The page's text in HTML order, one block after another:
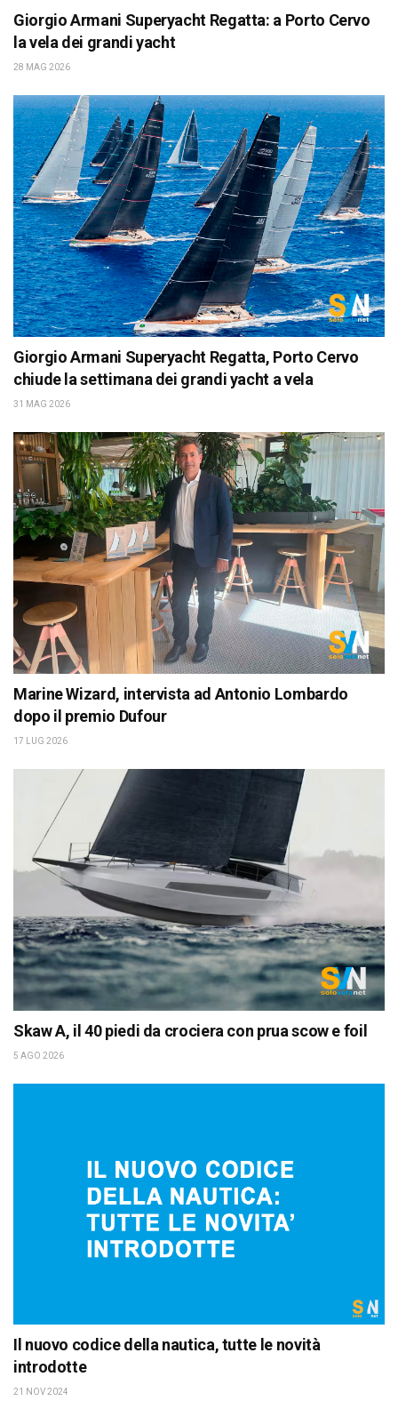
Giorgio Armani Superyacht Regatta: a Porto Cervo
la vela dei grandi yacht
28 MAG 2026
Giorgio Armani Superyacht Regatta, Porto Cervo
chiude la settimana dei grandi yacht a vela
31 MAG 2026
Marine Wizard, intervista ad Antonio Lombardo
dopo il premio Dufour
17 LUG 2026
Skaw A, il 40 piedi da crociera con prua scow e foil
5 AGO 2026
Il nuovo codice della nautica, tutte le novità
introdotte
21 NOV 2024